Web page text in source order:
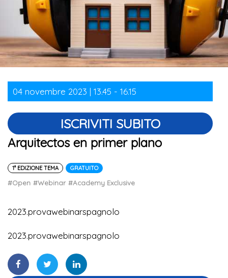
04 novembre 2023 | 13.45 - 16.15
ISCRIVITI SUBITO
Arquitectos en primer plano
1° EDIZIONE TEMA GRATUITO
#Open #Webinar #Academy Exclusive
2023.provawebinarspagnolo
2023.provawebinarspagnolo